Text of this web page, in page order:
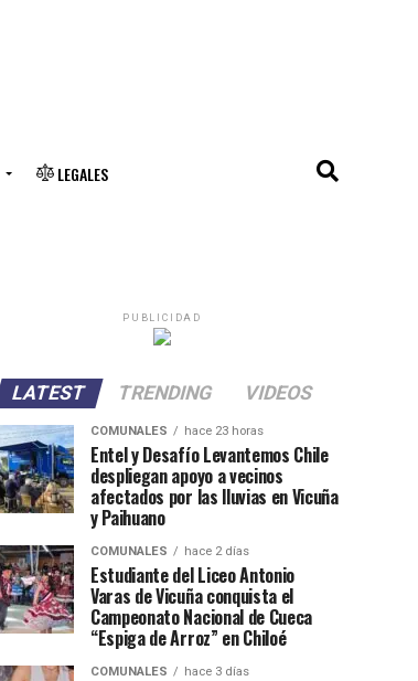
LEGALES
PUBLICIDAD
LATEST TRENDING VIDEOS
COMUNALES hace 23 horas
Entel y Desafío Levantemos Chile
despliegan apoyo a vecinos
afectados por las lluvias en Vicuña
y Paihuano
COMUNALES hace 2 días
Estudiante del Liceo Antonio
Varas de Vicuña conquista el
Campeonato Nacional de Cueca
“Espiga de Arroz” en Chiloé
COMUNALES hace 3 días